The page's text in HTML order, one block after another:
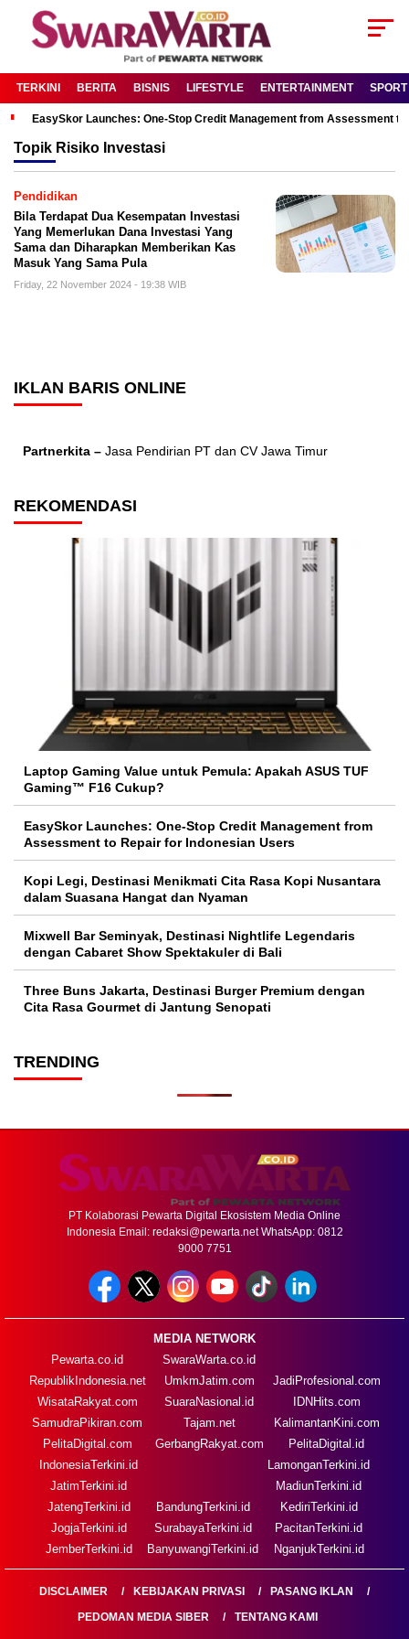
TERKINI BERITA BISNIS LIFESTYLE ENTERTAINMENT SPORT
EasySkor Launches: One-Stop Credit Management from Assessment
Topik Risiko Investasi
Pendidikan
Bila Terdapat Dua Kesempatan Investasi
Yang Memerlukan Dana Investasi Yang
Sama dan Diharapkan Memberikan Kas
Masuk Yang Sama Pula
Friday, 22 November 2024 - 19:38 WIB
IKLAN BARIS ONLINE
Partnerkita – Jasa Pendirian PT dan CV Jawa Timur
REKOMENDASI
Laptop Gaming Value untuk Pemula: Apakah ASUS TUF
Gaming™ F16 Cukup?
EasySkor Launches: One-Stop Credit Management from
Assessment to Repair for Indonesian Users
Kopi Legi, Destinasi Menikmati Cita Rasa Kopi Nusantara
dalam Suasana Hangat dan Nyaman
Mixwell Bar Seminyak, Destinasi Nightlife Legendaris
dengan Cabaret Show Spektakuler di Bali
Three Buns Jakarta, Destinasi Burger Premium dengan
Cita Rasa Gourmet di Jantung Senopati
TRENDING
PT Kolaborasi Pewarta Digital Ekosistem Media Online
Indonesia Email: redaksi@pewarta.netWhatsApp: 0812
9000 7751
MEDIA NETWORK
Pewarta.co.id
RepublikIndonesia.net
WisataRakyat.com
SamudraPikiran.com
PelitaDigital.com
SwaraWarta.co.id
UmkmJatim.com
SuaraNasional.id
Tajam.net
GerbangRakyat.com
JadiProfesional.com
IDNHits.com
KalimantanKini.com
PelitaDigital.id
IndonesiaTerkini.id
JatimTerkini.id
JatengTerkini.id
JogjaTerkini.id
JemberTerkini.id
BandungTerkini.id
SurabayaTerkini.id
BanyuwangiTerkini.id
LamonganTerkini.id
MadiunTerkini.id
KediriTerkini.id
PacitanTerkini.id
NganjukTerkini.id
DISCLAIMER KEBIJAKAN PRIVASI
PASANG IKLAN
PEDOMAN MEDIA SIBER
TENTANG KAMI